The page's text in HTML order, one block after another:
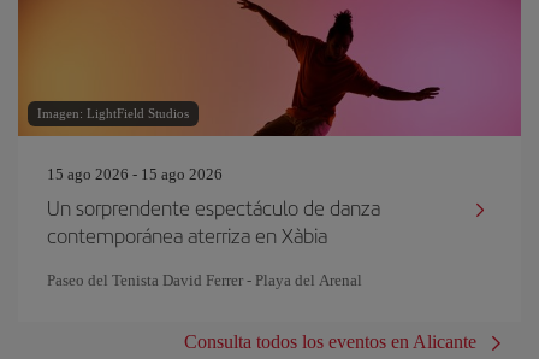
Imagen: LightField Studios
15 ago 2026 - 15 ago 2026
Un sorprendente espectáculo de danza
contemporánea aterriza en Xàbia
Paseo del Tenista David Ferrer - Playa del Arenal
Consulta todos los eventos en Alicante